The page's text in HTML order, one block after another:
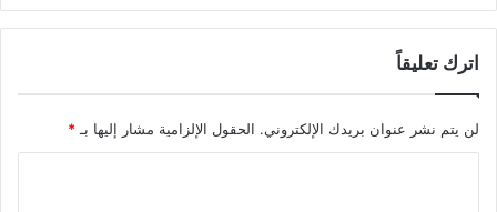
اترك تعليقاً
لن يتم نشر عنوان بريدك الإلكتروني. الحقول الإلزامية مشار إليها بـ *